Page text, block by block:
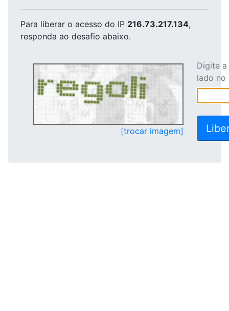
Para liberar o acesso do IP 216.73.217.134,
responda ao desafio abaixo.
[trocar imagem]
Digite
lado no